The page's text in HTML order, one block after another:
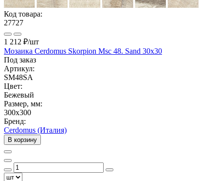
Код товара:
27727
1 212 ₽/шт
Мозаика Cerdomus Skorpion Msc 48. Sand 30x30
Под заказ
Артикул:
SM48SA
Цвет:
Бежевый
Размер, мм:
300x300
Бренд:
Cerdomus (Италия)
В корзину